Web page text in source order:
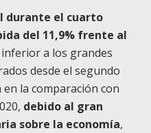
durante el cuarto
del 11,9% frente al
inferior a los grandes
desde el segundo
la comparación con
debido al gran
sobre la economía,